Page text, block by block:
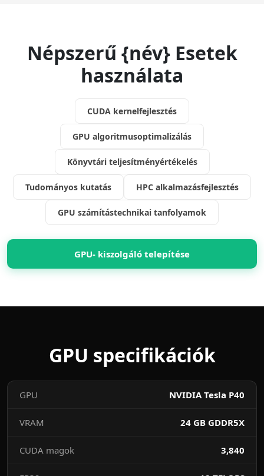
Népszerű {név} Esetek
használata
CUDA kernelfejlesztés
GPU algoritmusoptimalizálás
Könyvtári teljesítményértékelés
Tudományos kutatás HPC alkalmazásfejlesztés
GPU számítástechnikai tanfolyamok
GPU- kiszolgáló telepítése
GPU specifikációk
GPU NVIDIA Tesla P40
VRAM 24 GB GDDR5X
CUDA magok 3,840